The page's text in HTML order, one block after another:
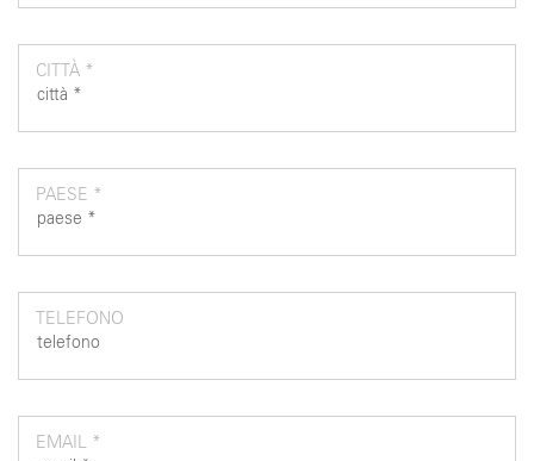
CITTÀ *
PAESE *
TELEFONO
EMAIL *